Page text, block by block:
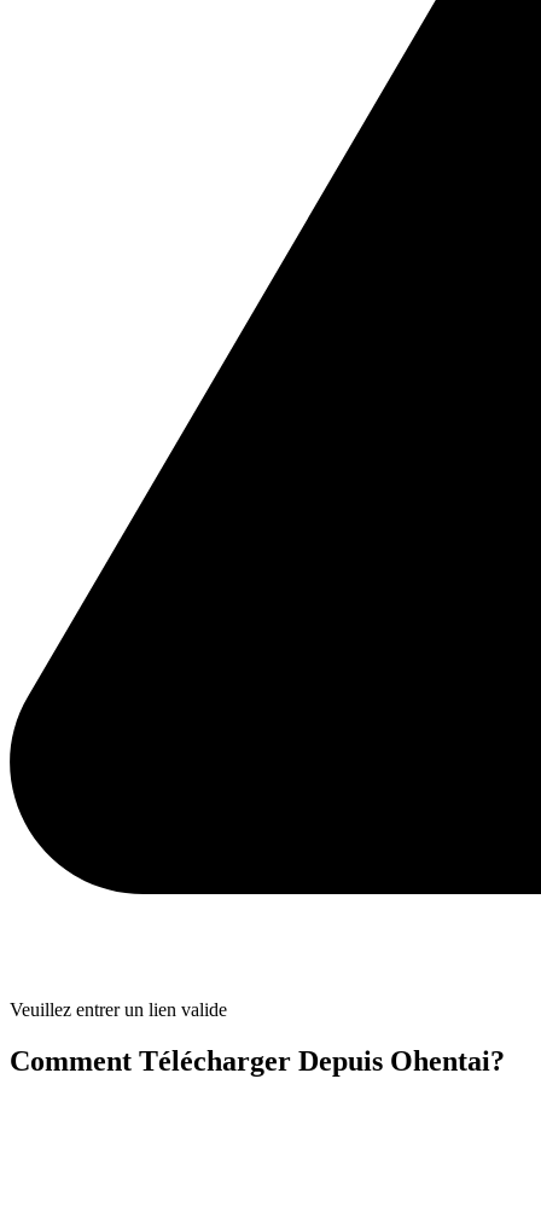
Veuillez entrer un lien valide
Comment Télécharger Depuis Ohentai?